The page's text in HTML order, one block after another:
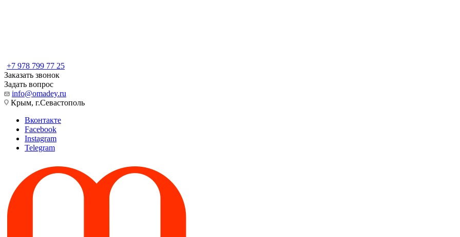
+7 978 799 77 25
Заказать звонок
Задать вопрос
info@omadey.ru
Крым, г.Севастополь
Вконтакте
Facebook
Instagram
Telegram